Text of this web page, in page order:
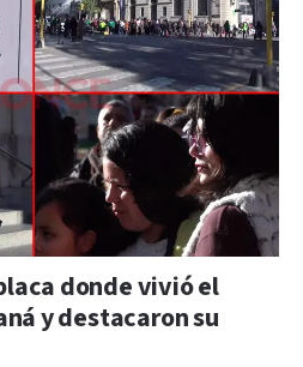
donde vivió el
y destacaron su